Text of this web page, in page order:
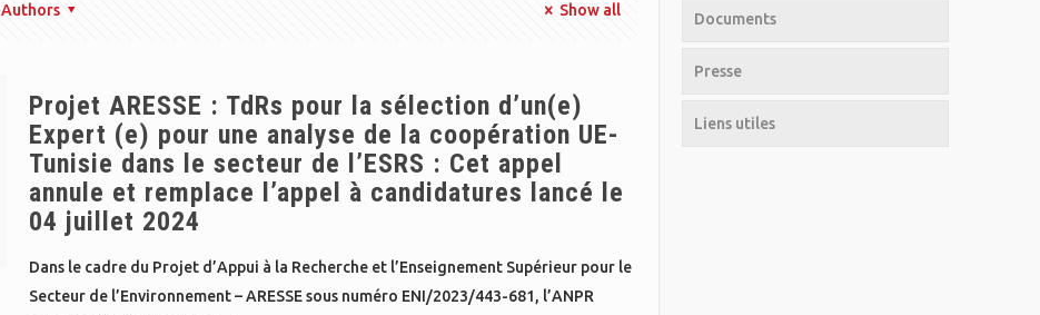
Authors Show all
Projet ARESSE : TdRs pour la sélection d’un(e)
Expert (e) pour une analyse de la coopération UE-
Tunisie dans le secteur de l’ESRS : Cet appel
annule et remplace l’appel à candidatures lancé le
04 juillet 2024
Dans le cadre du Projet d’Appui à la Recherche et l’Enseignement Supérieur pour le
Secteur de l’Environnement – ARESSE sous numéro ENI/2023/443-681, l’ANPR
Documents
Presse
Liens utiles